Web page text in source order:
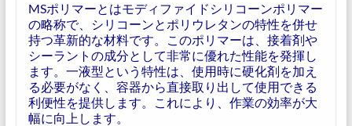
MSポリマーとはモディファイドシリコーンポリマー
の略称で、シリコーンとポリウレタンの特性を併せ
持つ革新的な材料です。このポリマーは、接着剤や
シーラントの成分として非常に優れた性能を発揮し
ます。一液型という特性は、使用時に硬化剤を加え
る必要がなく、容器から直接取り出して使用できる
利便性を提供します。これにより、作業の効率が大
幅に向上します。